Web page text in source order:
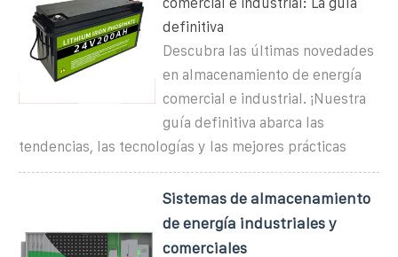
definitiva
Descubra las últimas novedades
en almacenamiento de energía
comercial e industrial. ¡Nuestra
guía definitiva abarca las
tendencias, las tecnologías y las mejores prácticas
Sistemas de almacenamiento
de energía industriales y
comerciales